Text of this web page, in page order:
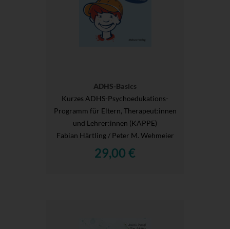
ADHS-Basics
Kurzes ADHS-Psychoedukations-
Programm für Eltern, Therapeut:innen
und Lehrer:innen (KAPPE)
Fabian Härtling / Peter M. Wehmeier
29,00 €